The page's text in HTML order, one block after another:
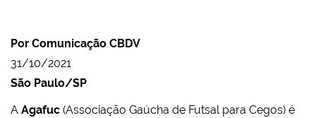
Por Comunicação CBDV
31/10/2021
São Paulo/SP
A Agafuc (Associação Gaúcha de Futsal para Cegos) é